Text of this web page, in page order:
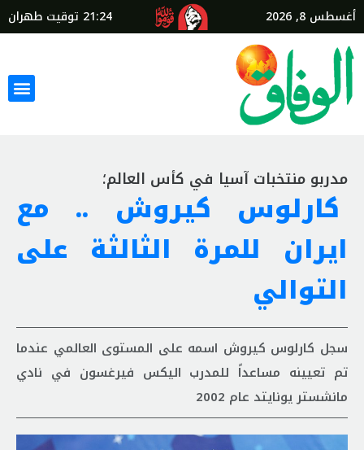
أغسطس 8, 2026 21:24 توقيت طهران
مدربو منتخبات آسيا في كأس العالم؛
كارلوس كيروش .. مع
ايران للمرة الثالثة على
التوالي
سجل كارلوس كيروش اسمه على المستوى العالمي عندما
تم تعيينه مساعداً للمدرب اليكس فيرغسون في نادي
مانشستر يونايتد عام 2002